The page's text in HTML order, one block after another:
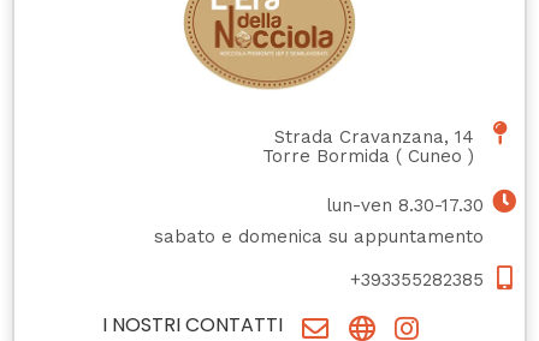
Strada Cravanzana, 14
Torre Bormida ( Cuneo )
lun-ven 8.30-17.30
sabato e domenica su appuntamento
+393355282385
I NOSTRI CONTATTI